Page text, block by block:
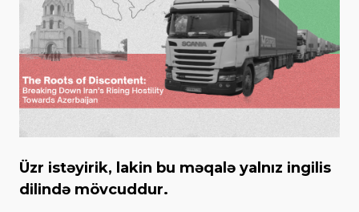
Üzr istəyirik, lakin bu məqalə yalnız ingilis
dilində mövcuddur.